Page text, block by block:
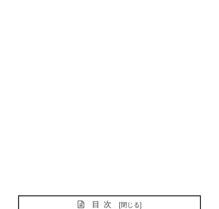
目次